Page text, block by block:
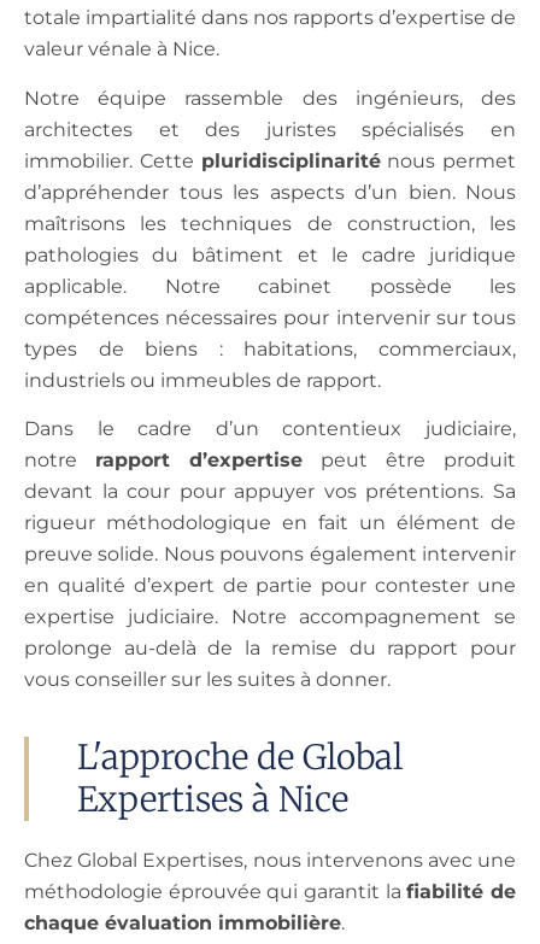
totale impartialité dans nos rapports d’expertise de
valeur vénale à Nice.
Notre équipe rassemble des ingénieurs, des
architectes et des juristes spécialisés en
immobilier. Cette pluridisciplinariténous permet
d’appréhender tous les aspects d’un bien. Nous
maîtrisons les techniques de construction, les
pathologies du bâtiment et le cadre juridique
applicable. Notre cabinet possède les
compétences nécessaires pour intervenir sur tous
types de biens : habitations, commerciaux,
industriels ou immeubles de rapport.
Dans le cadre d’un contentieux judiciaire,
notre rapport d’expertise peut être produit
devant la cour pour appuyer vos prétentions. Sa
rigueur méthodologique en fait un élément de
preuve solide. Nous pouvons également intervenir
en qualité d’expert de partie pour contester une
expertise judiciaire. Notre accompagnement se
prolonge au-delà de la remise du rapport pour
vous conseiller sur les suites à donner.
L'approche de Global
Expertises à Nice
Chez Global Expertises, nous intervenons avec une
méthodologie éprouvée qui garantit lafiabilité de
chaque évaluation immobilière.